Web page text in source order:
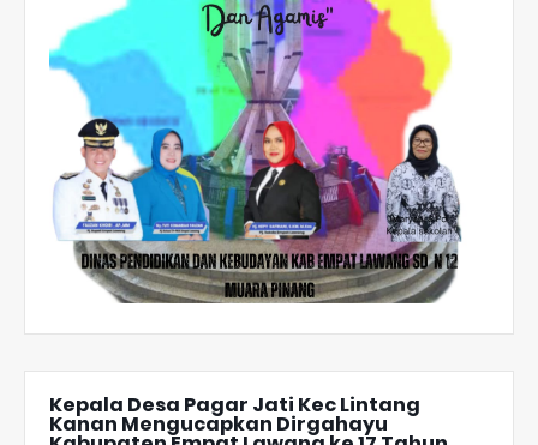
Kepala Desa Pagar Jati Kec Lintang
Kanan Mengucapkan Dirgahayu